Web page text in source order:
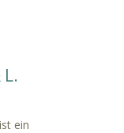
ein